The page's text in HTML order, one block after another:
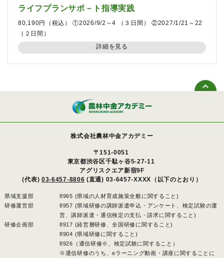
ライフプランサポ－ト指導実践
80,190円（税込） ①2026/9/2～4 （３日間） ②2027/1/21～22
（２日間）
詳細を見る
株式会社農林中金アカデミー
〒151-0051
東京都渋谷区千駄ヶ谷5-27-11
アグリスクエア新宿9F
(代表) 03-6457-8806 (直通) 03-6457-XXXX（以下のとおり）
県域支援部
8965 (県域の人材育成施策全般に関すること)
研修運営部
8957 (県域研修の講師派遣申込・アンケート、検定試験の運
営、講師派遣・通信検定の支払・請求に関すること)
研修企画部
8917 (経営層研修、全国研修に関すること)
8904 (県域研修に関すること)
8926（通信研修※、検定試験に関すること）
※通信研修のうち、eラーニング動画・講座に関することに